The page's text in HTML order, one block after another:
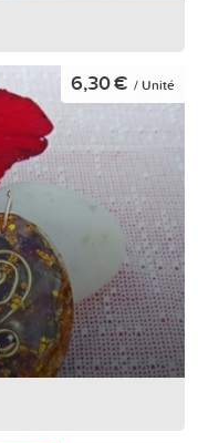
6,30 € / Unité